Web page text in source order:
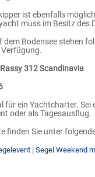
ist ebenfalls
muss im Besitz des
dem Bodensee stehen
312 Scandinavia
für ein Yachtcharter. Sei
oder als Tagesausflug.
finden Sie unter
| Segel Weekend